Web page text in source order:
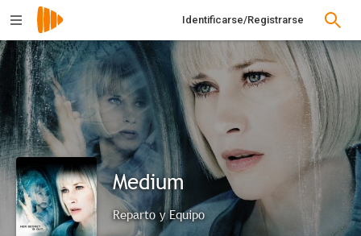
Identificarse/Registrarse
Medium
Reparto y Equipo